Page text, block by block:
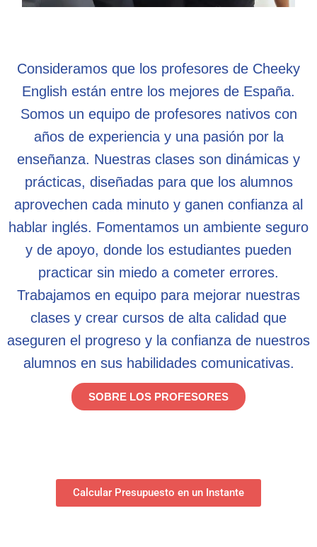
Consideramos que los profesores de Cheeky
English están entre los mejores de España.
Somos un equipo de profesores nativos con
años de experiencia y una pasión por la
enseñanza. Nuestras clases son dinámicas y
prácticas, diseñadas para que los alumnos
aprovechen cada minuto y ganen confianza al
hablar inglés. Fomentamos un ambiente seguro
y de apoyo, donde los estudiantes pueden
practicar sin miedo a cometer errores.
Trabajamos en equipo para mejorar nuestras
clases y crear cursos de alta calidad que
aseguren el progreso y la confianza de nuestros
alumnos en sus habilidades comunicativas.
SOBRE LOS PROFESORES
Calcular Presupuesto en un Instante